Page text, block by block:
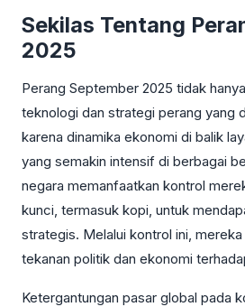
Sekilas Tentang
2025
Perang September 2025 tidak
teknologi dan strategi perang yang
karena dinamika ekonomi di balik
yang semakin intensif di berbagai
negara memanfaatkan kontrol
kunci, termasuk kopi, untuk
strategis. Melalui kontrol ini,
tekanan politik dan ekonomi
Ketergantungan pasar global pada